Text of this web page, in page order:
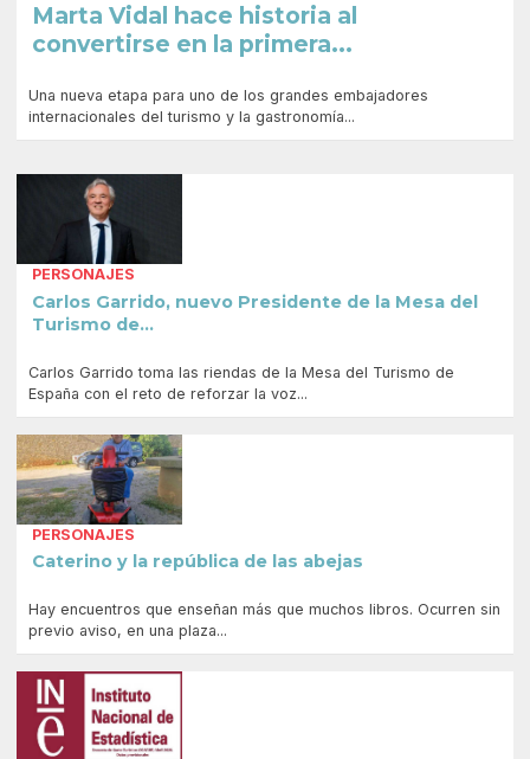
Marta Vidal hace historia al
convertirse en la primera...
Una nueva etapa para uno de los grandes embajadores
internacionales del turismo y la gastronomía...
PERSONAJES
Carlos Garrido, nuevo Presidente de la Mesa del
Turismo de...
Carlos Garrido toma las riendas de la Mesa del Turismo de
España con el reto de reforzar la voz...
PERSONAJES
Caterino y la república de las abejas
Hay encuentros que enseñan más que muchos libros. Ocurren sin
previo aviso, en una plaza...